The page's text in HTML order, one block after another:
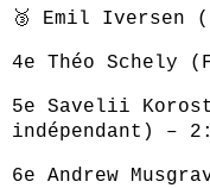
🥉 Emil Iversen
4e Théo Schely
5e Savelii
indépendant) –
6e Andrew